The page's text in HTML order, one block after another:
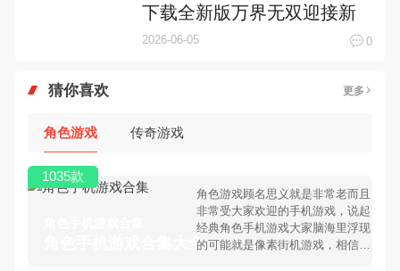
下载全新版万界无双迎接新
征程
2026-06-05 0
猜你喜欢 更多
角色游戏 传奇游戏
角色手机游戏合集大全 >
角色游戏顾名思义就是非常老而且
非常受大家欢迎的手机游戏，说起
经典角色手机游戏大家脑海里浮现
的可能就是像素街机游戏，相信很
1035款